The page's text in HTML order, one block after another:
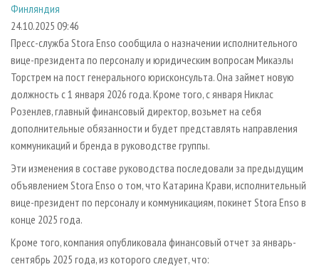
ПРОИЗВОДСТВО ДРЕВЕСНЫХ ПЛИТ
ДЕРЕВЯННОЕ ДОМОСТРОЕНИЕ
ПРОИЗВОДСТВО МЕБЕЛИ
БИОЭНЕРГЕТИКА
ЦБП
ИНСТРУМЕНТ И МАТЕРИАЛЫ
МОБИЛЬНЫЕ ВЫСТАВКИ
ОФИЦИАЛЬНЫЕ ДЕЛЕГАЦИИ
ПРИОРИТЕТНЫЕ ИНВЕСТПРОЕКТЫ
RUSSIAN FORESTRY REVIEW
ГАЗЕТА ЛЕСПРОМФОРУМ
БИБЛИОТЕКА СПЕЦИАЛИСТА
РЕКЛАМА НА САЙТЕ
Финляндия
24.10.2025 09:46
Пресс-служба Stora Enso сообщила о назначении исполнительного
вице-президента по персоналу и юридическим вопросам Микаэлы
Торстрем на пост генерального юрисконсульта. Она займет новую
должность с 1 января 2026 года. Кроме того, с января Никлас
Розенлев, главный финансовый директор, возьмет на себя
дополнительные обязанности и будет представлять направления
коммуникаций и бренда в руководстве группы.
Эти изменения в составе руководства последовали за предыдущим
объявлением Stora Enso о том, что Катарина Крави, исполнительный
вице-президент по персоналу и коммуникациям, покинет Stora Enso в
конце 2025 года.
Кроме того, компания опубликовала финансовый отчет за январь-
сентябрь 2025 года, из которого следует, что: